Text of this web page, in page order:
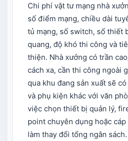
Chi phí vật tư mạng nhà
số điểm mạng, chiều dài
tủ mạng, số switch, số thiết
quang, độ khó thi công và
thiện. Nhà xưởng có trần
cách xa, cần thi công ngoài
qua khu đang sản xuất sẽ
và phụ kiện khác với văn
việc chọn thiết bị quản lý,
point chuyên dụng hoặc
làm thay đổi tổng ngân sách.